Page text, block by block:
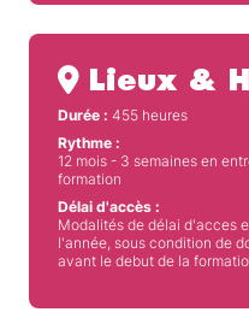
Lieux &
Durée : 455 heures
Rythme :
12 mois - 3 semaines en
formation
Délai d'accès :
Modalités de délai d'acces
l'année, sous condition de
avant le debut de la